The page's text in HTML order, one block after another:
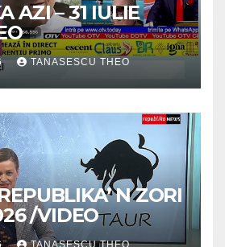
AZI – 31 IULIE
TANASESCU THEO
N ZORI
/VIDEO
TANASESCU THEO